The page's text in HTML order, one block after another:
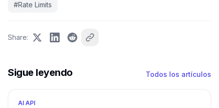
#Rate Limits
Share:
Sigue leyendo Todos los artículos
AI API